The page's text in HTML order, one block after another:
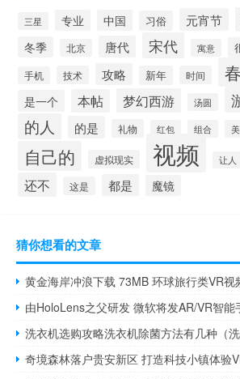
三星 专业 中国 习俗 元宵节
冬季 北京 唐代 宋代 寓意
手机 技术 攻略 新年 时间
是一个
本帖 梦幻西游 汤圆
的人 的是 礼物 红包 组合
自己的 虚拟现实 视频 让人
还不 这是 都是 魔镜
猜你想看的文章
黄金海岸冲浪下载 73MB 环球旅行类VR视
由HoloLens之父研发 微软将发AR/VR智能
洗衣机选购攻略洗衣机除菌方法有几种（洗
奇境森林落户贵安新区 打造科技小镇体验